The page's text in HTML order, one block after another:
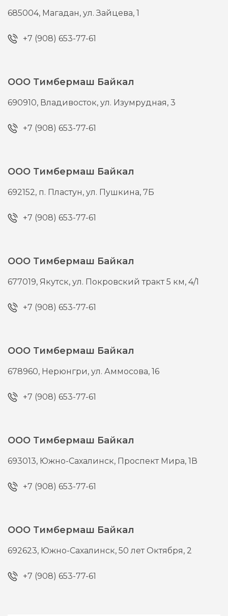
685004, Магадан,ул. Зайцева, 1
+7 (908) 653-77-61
ООО Тимбермаш Байкал
690910, Владивосток,ул. Изумрудная, 3
+7 (908) 653-77-61
ООО Тимбермаш Байкал
692152, п. Пластун,ул. Пушкина, 7Б
+7 (908) 653-77-61
ООО Тимбермаш Байкал
677019, Якутск,ул. Покровский тракт 5 км, 4/1
+7 (908) 653-77-61
ООО Тимбермаш Байкал
678960, Нерюнгри,ул. Аммосова, 16
+7 (908) 653-77-61
ООО Тимбермаш Байкал
693013, Южно-Сахалинск, Проспект Мира, 1В
+7 (908) 653-77-61
ООО Тимбермаш Байкал
692623, Южно-Сахалинск,50 лет Октября, 2
+7 (908) 653-77-61